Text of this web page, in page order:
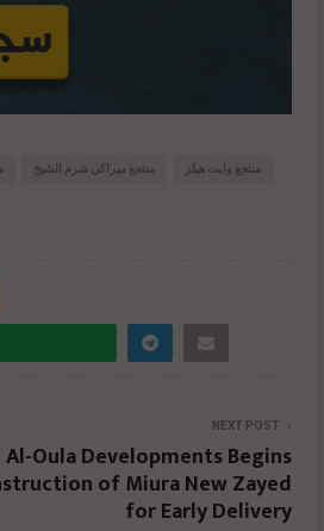
منتجع ميراكي شرم الشيخ منتجع وايت هيلز
NEXT POST
Al-Oula Developments Begins
of Miura New Zayed
for Early Delivery